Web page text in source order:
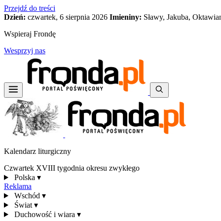
Przejdź do treści
Dzień: czwartek, 6 sierpnia 2026 Imieniny: Sławy, Jakuba,
Wspieraj Frondę
Wesprzyj nas
Kalendarz liturgiczny
Czwartek XVIII tygodnia okresu zwykłego
Polska ▾
Reklama
Wschód ▾
Świat ▾
Duchowość i wiara ▾